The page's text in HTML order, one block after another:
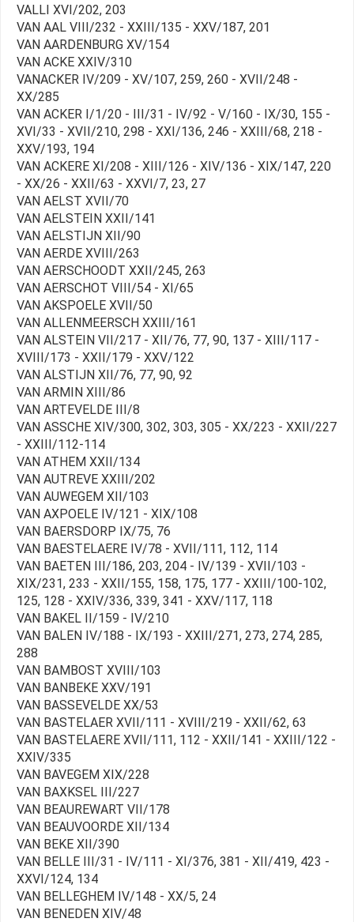
VALLI XVI/202, 203
VAN AAL VIII/232 - XXIII/135 - XXV/187, 201
VAN AARDENBURG XV/154
VAN ACKE XXIV/310
VANACKER IV/209 - XV/107, 259, 260 - XVII/248 -
XX/285
VAN ACKER I/1/20 - III/31 - IV/92 - V/160 - IX/30, 155 -
XVI/33 - XVII/210, 298 - XXI/136, 246 - XXIII/68, 218 -
XXV/193, 194
VAN ACKERE XI/208 - XIII/126 - XIV/136 - XIX/147, 220
- XX/26 - XXII/63 - XXVI/7, 23, 27
VAN AELST XVII/70
VAN AELSTEIN XXII/141
VAN AELSTIJN XII/90
VAN AERDE XVIII/263
VAN AERSCHOODT XXII/245, 263
VAN AERSCHOT VIII/54 - XI/65
VAN AKSPOELE XVII/50
VAN ALLENMEERSCH XXIII/161
VAN ALSTEIN VII/217 - XII/76, 77, 90, 137 - XIII/117 -
XVIII/173 - XXII/179 - XXV/122
VAN ALSTIJN XII/76, 77, 90, 92
VAN ARMIN XIII/86
VAN ARTEVELDE III/8
VAN ASSCHE XIV/300, 302, 303, 305 - XX/223 - XXII/227
- XXIII/112-114
VAN ATHEM XXII/134
VAN AUTREVE XXIII/202
VAN AUWEGEM XII/103
VAN AXPOELE IV/121 - XIX/108
VAN BAERSDORP IX/75, 76
VAN BAESTELAERE IV/78 - XVII/111, 112, 114
VAN BAETEN III/186, 203, 204 - IV/139 - XVII/103 -
XIX/231, 233 - XXII/155, 158, 175, 177 - XXIII/100-102,
125, 128 - XXIV/336, 339, 341 - XXV/117, 118
VAN BAKEL II/159 - IV/210
VAN BALEN IV/188 - IX/193 - XXIII/271, 273, 274, 285,
288
VAN BAMBOST XVIII/103
VAN BANBEKE XXV/191
VAN BASSEVELDE XX/53
VAN BASTELAER XVII/111 - XVIII/219 - XXII/62, 63
VAN BASTELAERE XVII/111, 112 - XXII/141 - XXIII/122 -
XXIV/335
VAN BAVEGEM XIX/228
VAN BAXKSEL III/227
VAN BEAUREWART VII/178
VAN BEAUVOORDE XII/134
VAN BEKE XII/390
VAN BELLE III/31 - IV/111 - XI/376, 381 - XII/419, 423 -
XXVI/124, 134
VAN BELLEGHEM IV/148 - XX/5, 24
VAN BENEDEN XIV/48